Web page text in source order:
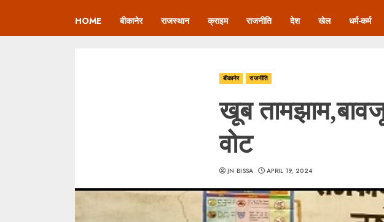
HOME बीकानेर राजस्थान क्राइम राजनीति देश खेल धर्म-कर्म
बीकानेर राजनीति
खूब
वोट
JN BISSA APRIL 19, 2024